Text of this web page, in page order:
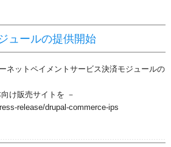
ュールの提供開始
ネットペイメントサービス決済モジュールの
け販売サイトを －
release/drupal-commerce-ips